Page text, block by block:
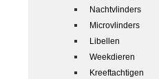
Nachtvlinders
Microvlinders
Libellen
Weekdieren
Kreeftachtigen